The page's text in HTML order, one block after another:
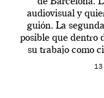
audiovisual y
guión. La
posible que dentro
su trabajo como